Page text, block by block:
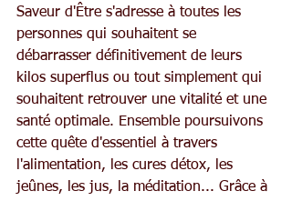
Saveur d'Être s'adresse à toutes les
personnes qui souhaitent se
débarrasser définitivement de leurs
kilos superflus ou tout simplement qui
souhaitent retrouver une vitalité et une
santé optimale. Ensemble poursuivons
cette quête d'essentiel à travers
l'alimentation, les cures détox, les
jeûnes, les jus, la méditation... Grâce à